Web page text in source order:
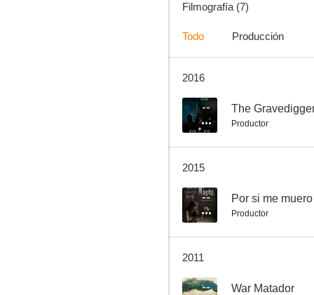
Filmografía (7)
Todo Producción
2016
-- The
Productor
2015
-- Por si me muero
Productor
2011
-- War Matador